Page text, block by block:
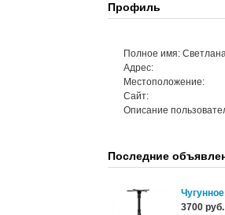
Профиль
Полное имя:
Адрес:
Местоположение:
Сайт:
Описание
Последние
3700